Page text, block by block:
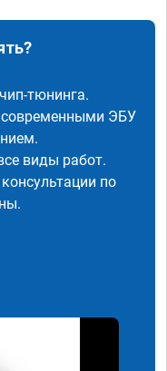
тюнинга.
современными ЭБУ
виды работ.
по